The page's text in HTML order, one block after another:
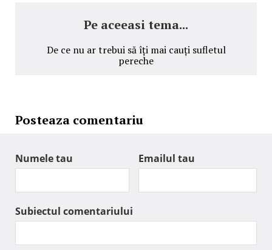
Pe aceeasi tema...
De ce nu ar trebui să îți mai cauți sufletul
pereche
Posteaza comentariu
Numele tau Emailul tau
Subiectul comentariului